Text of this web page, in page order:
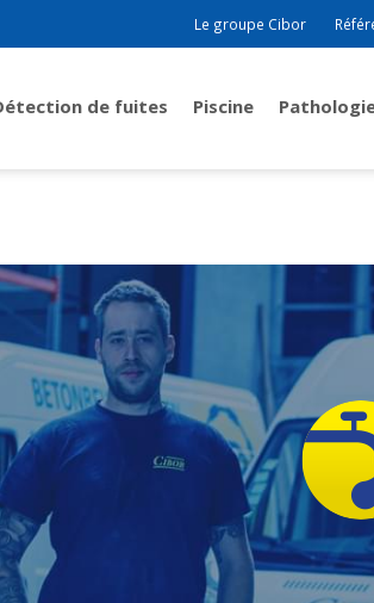
Le groupe Cibor
Détection de fuites Piscine